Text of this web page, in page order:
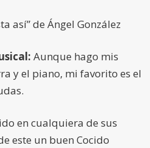
así” de Ángel González
Aunque hago mis
y el piano, mi favorito es el
en cualquiera de sus
este un buen Cocido